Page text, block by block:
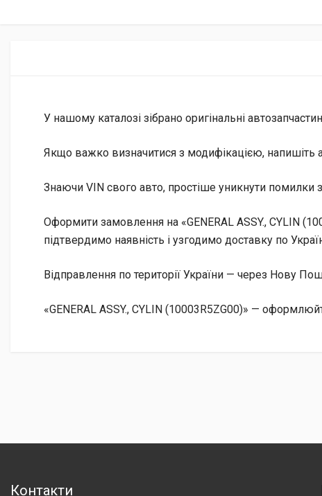
У нашому каталозі зібрано оригінальні
Якщо важко визначитися з модифікацією,
Знаючи VIN свого авто, простіше уникнути помилки
Оформити замовлення на «GENERAL ASSY., CYLIN
підтвердимо наявність і узгодимо доставку по
Відправлення по території України — через Нову
«GENERAL ASSY., CYLIN (10003R5ZG00)» —
Контакти